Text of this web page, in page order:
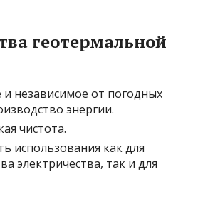
геотермальной
и независимое от погодных
энергии.
чистота.
использования как для
электричества, так и для